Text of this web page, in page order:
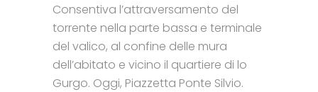
Consentiva l’attraversamento del
torrente nella parte bassa e terminale
del valico, al confine delle mura
dell’abitato e vicino il quartiere di lo
Gurgo. Oggi, Piazzetta Ponte Silvio.